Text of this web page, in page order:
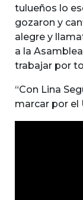
tulueños lo
gozaron y
alegre y
a la
trabajar por
“Con Lina
marcar por el